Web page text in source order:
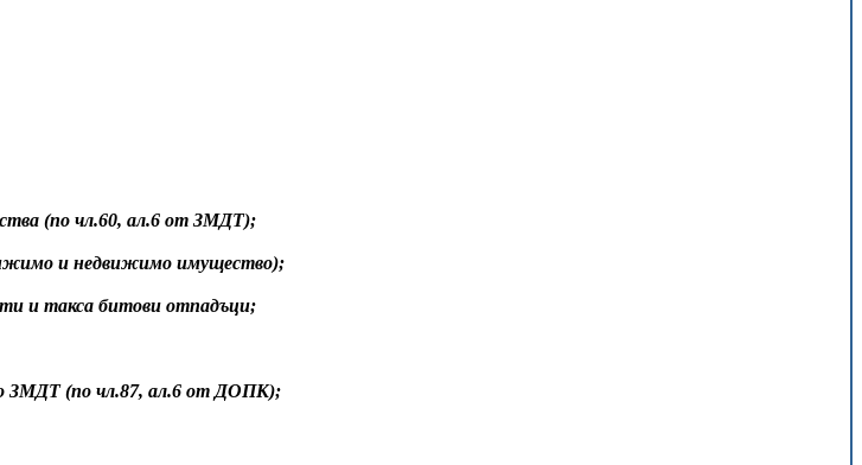
(по чл.60, ал.6 от ЗМДТ);
и недвижимо имущество);
и такса битови отпадъци;
(по чл.87, ал.6 от ДОПК);